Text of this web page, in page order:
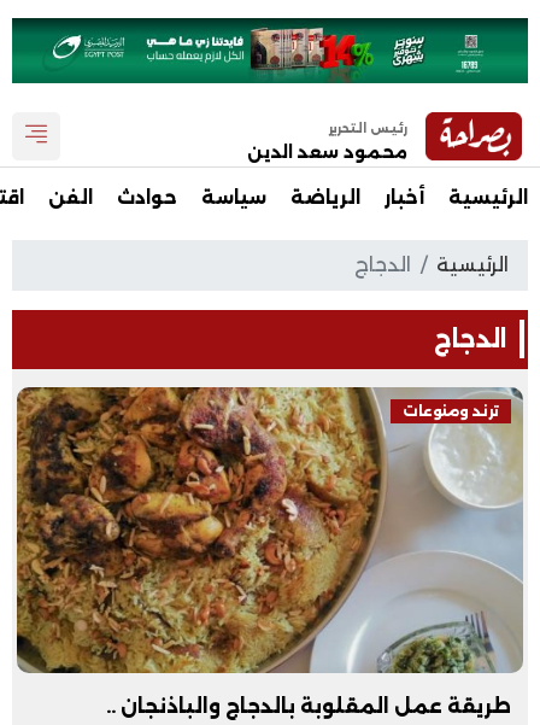
رئيس التحرير
محمود سعد الدين
الرئيسية أخبار الرياضة سياسة حوادث الفن
الرئيسية الدجاج
الدجاج
ترند ومنوعات
طريقة عمل المقلوبة بالدجاج والباذنجان ..